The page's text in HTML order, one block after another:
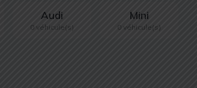
Audi
0 véhicule(s)
Mini
0 véhicule(s)